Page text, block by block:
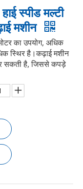
स्पीड मल्टी
मशीन
का उपयोग, अधिक
स्थिर है।कढ़ाई मशीन
सकती है, जिससे कपड़े